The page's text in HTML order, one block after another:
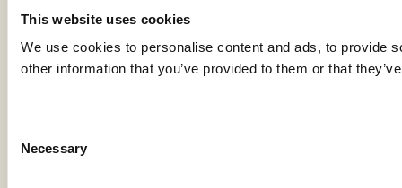
This website uses cookies
We use cookies to personalise content and ads, to provide
other information that you’ve provided to them or that
Selection
Necessary